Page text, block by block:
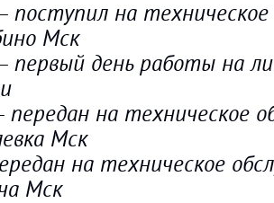
поступил на техническое
Мск
первый день работы на
передан на техническое
Mcк
на техническое
Мск